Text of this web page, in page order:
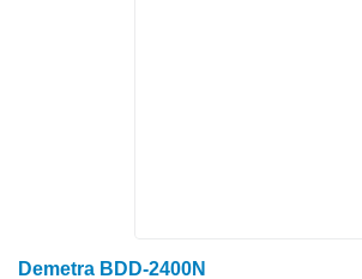
Demetra BDD-2400N